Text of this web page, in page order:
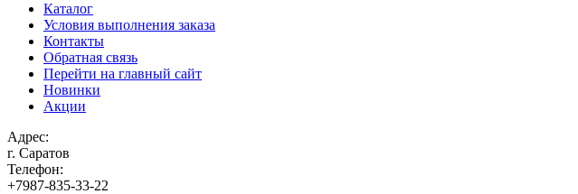
Каталог
Условия выполнения заказа
Контакты
Обратная связь
Перейти на главный сайт
Новинки
Акции
Адрес:
г. Саратов
Телефон:
+7987-835-33-22